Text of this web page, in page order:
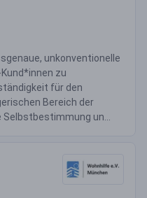
unkonventionelle
zu
für den
Bereich der
un...